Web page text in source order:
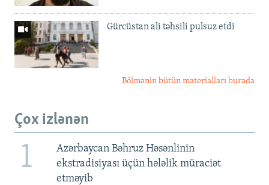
Gürcüstan ali təhsili pulsuz etdi
Bölmənin bütün materialları burada
Çox izlənən
1
Azərbaycan Bəhruz Həsənlinin
ekstradisiyası üçün hələlik müraciət
etməyib